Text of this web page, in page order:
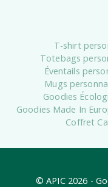
T-shirt
Totebags
Éventails
Mugs
Goodies
Goodies Made In
Coffret
© APIC 2026 -